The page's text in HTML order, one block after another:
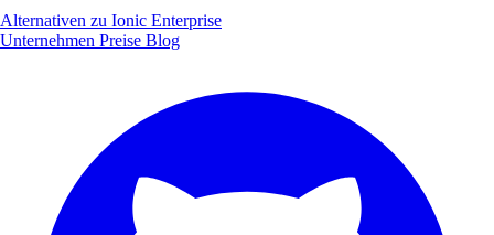
Alternativen zu Ionic Enterprise
Unternehmen Preise Blog